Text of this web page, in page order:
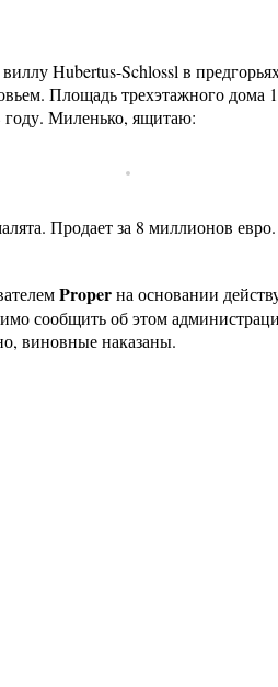
Hubertus-Schlossl в
Площадь трехэтажного
году. Миленько, ящитаю:
Продает за 8 миллионов евро.
Properна основании
сообщить об этом
виновные наказаны.